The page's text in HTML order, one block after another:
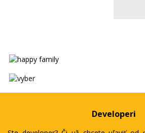
Developeri